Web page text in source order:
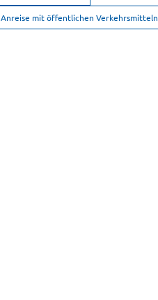
Anreise mit öffentlichen Verkehrsmitteln